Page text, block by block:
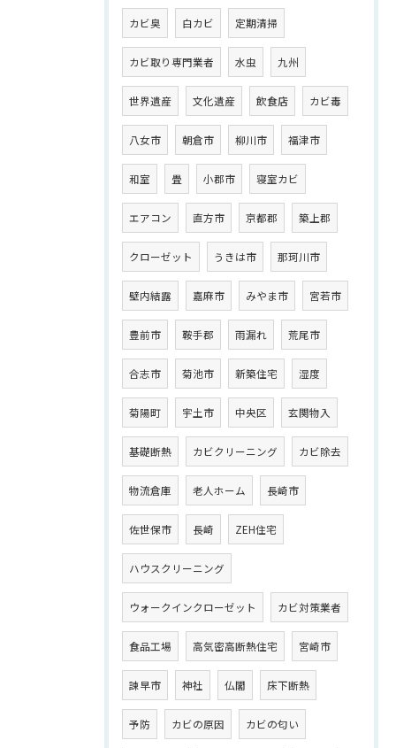
カビ臭 白カビ 定期清掃
カビ取り専門業者 水虫 九州
世界遺産 文化遺産 飲食店 カビ毒
八女市 朝倉市 柳川市 福津市
和室 畳 小郡市 寝室カビ
エアコン 直方市 京都郡 築上郡
クローゼット うきは市 那珂川市
壁内結露 嘉麻市 みやま市 宮若市
豊前市 鞍手郡 雨漏れ 荒尾市
合志市 菊池市 新築住宅 湿度
菊陽町 宇土市 中央区 玄関物入
基礎断熱 カビクリーニング カビ除去
物流倉庫 老人ホーム 長崎市
佐世保市 長崎 ZEH住宅
ハウスクリーニング
ウォークインクローゼット カビ対策業者
食品工場 高気密高断熱住宅 宮崎市
諫早市 神社 仏閣 床下断熱
予防 カビの原因 カビの匂い